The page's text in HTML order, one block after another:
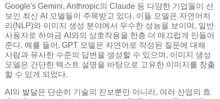
Google's Gemini, Anthropic의 Claude 등 다양한 기업들이 선
보인 최신 AI 모델들이 주목받고 있다. 이들 모델은 자연어처
리(NLP)와 이미지 생성 분야에서 우수한 성능을 보이며, 일반
사용자로 하여금 AI와의 상호작용을 한층 더 매끄럽게 만들어
준다. 예를 들어, GPT 모델은 자연어로 작성된 질문에 대해
사람과 유사한 수준의 답변을 생성할 수 있으며, 이미지 생성
모델은 간단한 텍스트 설명을 바탕으로 고유한 이미지를 창출
할 수 있게 되었다.
AI의 발달은 단순히 기술의 진보뿐만 아니라, 여러 산업의 효